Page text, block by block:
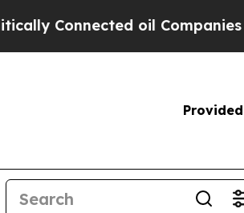
oil Companies — not